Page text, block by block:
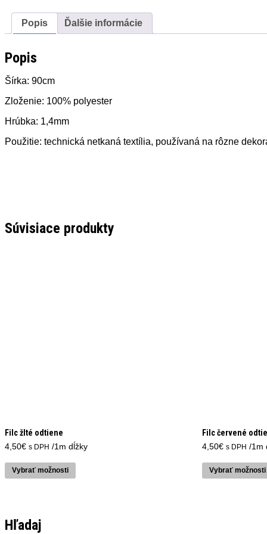
Popis Ďalšie informácie
Popis
Šírka: 90cm
Zloženie: 100% polyester
Hrúbka: 1,4mm
Použitie: technická netkaná textília, používaná na rôzne
Súvisiace produkty
Filc žlté odtiene
4,50€ s DPH /1m dĺžky
Vybrať možnosti
má
Filc červené
4,50€ s DPH /1m
Vybrať možnosti
Hľadaj